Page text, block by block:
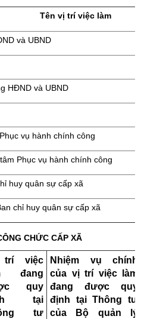
Tên vị trí việc làm
và UBND
HĐND và UBND
vụ hành chính công
Phục vụ hành chính công
huy quân sự cấp xã
chỉ huy quân sự cấp xã
CHỨC CẤP XÃ
việc
đang
quy
tại
tư
Nhiệm vụ chính
của vị trí việc làm
đang được quy
định tại Thông tư
của Bộ quản lý